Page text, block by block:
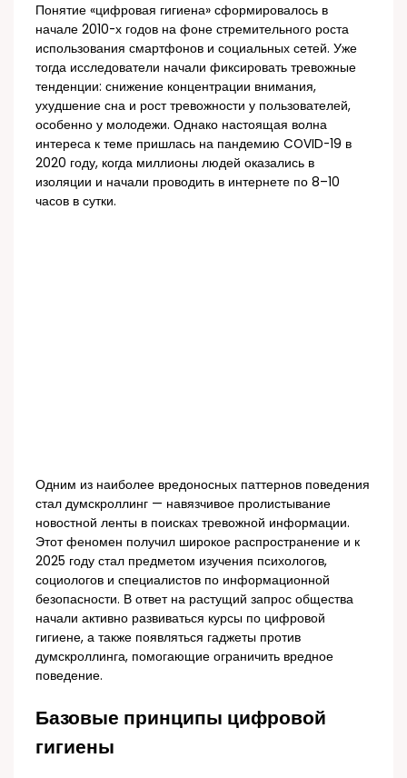
Понятие «цифровая гигиена» сформировалось в
начале 2010-х годов на фоне стремительного роста
использования смартфонов и социальных сетей. Уже
тогда исследователи начали фиксировать тревожные
тенденции: снижение концентрации внимания,
ухудшение сна и рост тревожности у пользователей,
особенно у молодежи. Однако настоящая волна
интереса к теме пришлась на пандемию COVID-19 в
2020 году, когда миллионы людей оказались в
изоляции и начали проводить в интернете по 8–10
часов в сутки.
Одним из наиболее вредоносных паттернов поведения
стал думскроллинг — навязчивое пролистывание
новостной ленты в поисках тревожной информации.
Этот феномен получил широкое распространение и к
2025 году стал предметом изучения психологов,
социологов и специалистов по информационной
безопасности. В ответ на растущий запрос общества
начали активно развиваться курсы по цифровой
гигиене, а также появляться гаджеты против
думскроллинга, помогающие ограничить вредное
поведение.
Базовые принципы цифровой
гигиены